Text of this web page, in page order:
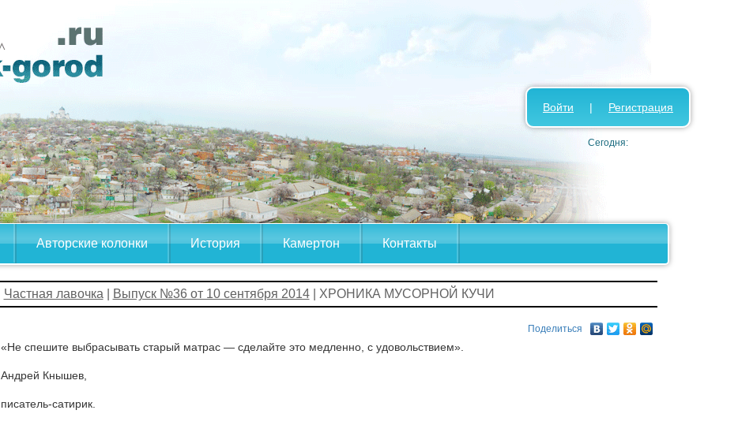
Авторские колонки История Камертон Контакты
Войти | Регистрация
Сегодня:
Частная лавочка Выпуск №36 от 10 сентября 2014| ХРОНИКА МУСОРНОЙ КУЧИ
Поделиться
«Не спешите выбрасывать старый матрас — сделайте это медленно, с удовольствием».
Андрей Кнышев,
писатель-сатирик.